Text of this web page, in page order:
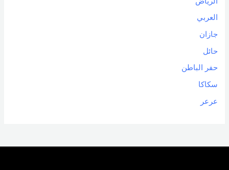
العربي
جازان
حائل
حفر الباطن
سكاكا
عرعر